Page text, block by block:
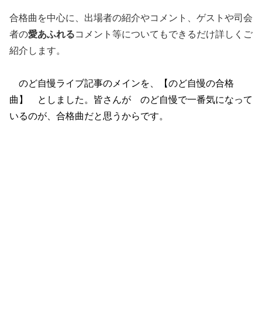
合格曲を中心に、出場者の紹介やコメント、ゲストや司会
者の愛あふれるコメント等についてもできるだけ詳しくご
紹介します。
のど自慢ライブ記事のメインを、【のど自慢の合格
曲】 としました。皆さんが のど自慢で一番気になって
いるのが、合格曲だと思うからです。